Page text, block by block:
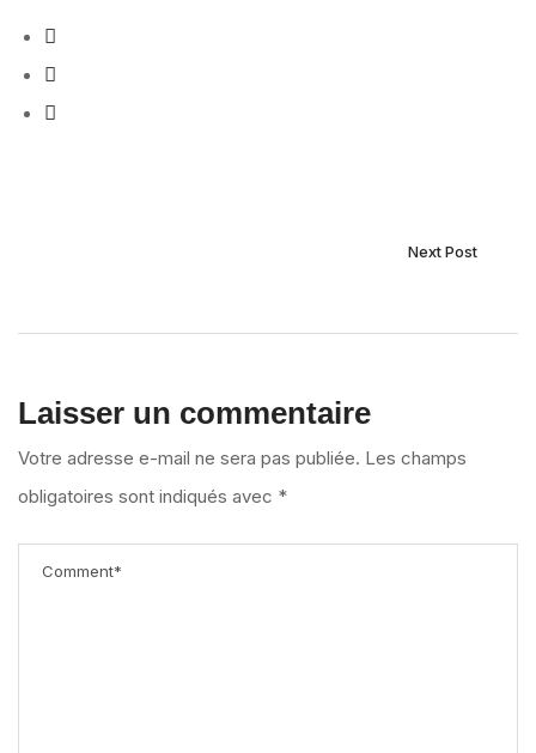
Next Post
Laisser un commentaire
Votre adresse e-mail ne sera pas publiée. Les champs
obligatoires sont indiqués avec *